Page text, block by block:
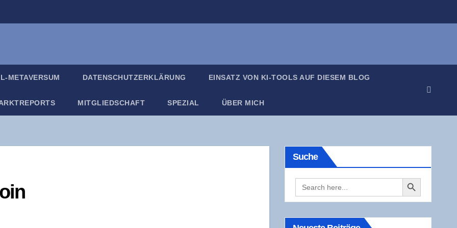
META­VER­SUM DATEN­SCHUTZ­ER­KLÄ­RUNG EIN­SATZ VON KI-TOOLS AUF DIE­SEM BLOG
MIT­GLIED­SCHAFT SPE­ZI­AL ÜBER MICH
Suche
Search
for:
Search Button